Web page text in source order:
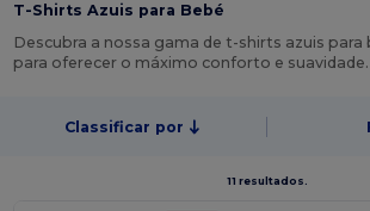
T-Shirts Azuis para Bebé
Descubra a nossa gama de t-shirts azuis para
para oferecer o máximo conforto e
Classificar por
11 resultados.